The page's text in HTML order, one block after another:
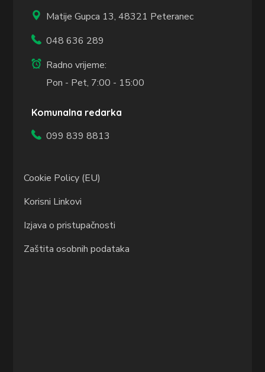
Matije Gupca 13,48321 Peteranec
048 636 289
Radno vrijeme:
Pon - Pet, 7:00 - 15:00
Komunalna redarka
099 839 8813
Cookie Policy (EU)
Korisni Linkovi
Izjava o pristupačnosti
Zaštita osobnih podataka